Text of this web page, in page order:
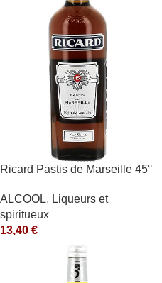
Ricard Pastis de Marseille 45°
ALCOOL, Liqueurs et
spiritueux
13,40 €